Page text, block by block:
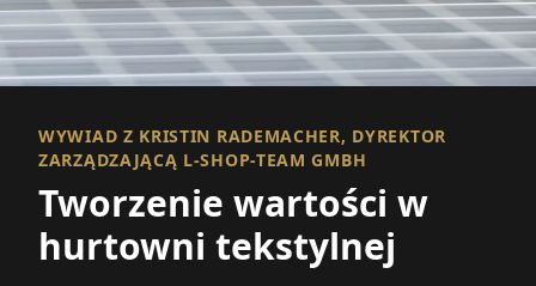
WYWIAD Z KRISTIN RADEMACHER, DYREKTOR
ZARZĄDZAJĄCĄ L-SHOP-TEAM GMBH
Tworzenie wartości w
hurtowni tekstylnej